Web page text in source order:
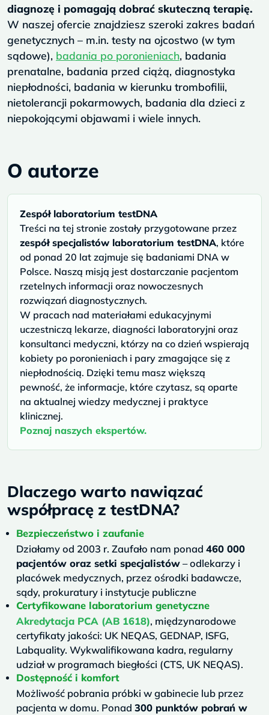
diagnozę i pomagają dobrać skuteczną terapię.
W naszej ofercie znajdziesz szeroki zakres badań
genetycznych – m.in. testy na ojcostwo (w tym
sądowe), badania po poronieniach, badania
prenatalne, badania przed ciążą, diagnostyka
niepłodności, badania w kierunku trombofilii,
nietolerancji pokarmowych, badania dla dzieci z
niepokojącymi objawami i wiele innych.
O autorze
Zespół laboratorium testDNA
Treści na tej stronie zostały przygotowane przez
zespół specjalistów laboratorium testDNA, które
od ponad 20 lat zajmuje się badaniami DNA w
Polsce. Naszą misją jest dostarczanie pacjentom
rzetelnych informacji oraz nowoczesnych
rozwiązań diagnostycznych.
W pracach nad materiałami edukacyjnymi
uczestniczą lekarze, diagności laboratoryjni oraz
konsultanci medyczni, którzy na co dzień wspierają
kobiety po poronieniach i pary zmagające się z
niepłodnością. Dzięki temu masz większą
pewność, że informacje, które czytasz, są oparte
na aktualnej wiedzy medycznej i praktyce
klinicznej.
Poznaj naszych ekspertów.
Dlaczego warto nawiązać
współpracę z testDNA?
Bezpieczeństwo i zaufanie
Działamy od 2003 r. Zaufało nam ponad 460 000
pacjentów oraz setki specjalistów– odlekarzy i
placówek medycznych, przez ośrodki badawcze,
sądy, prokuratury i instytucje publiczne
Certyfikowane laboratorium genetyczne
Akredytacja PCA (AB 1618), międzynarodowe
certyfikaty jakości: UK NEQAS, GEDNAP, ISFG,
Labquality. Wykwalifikowana kadra, regularny
udział w programach biegłości (CTS, UK NEQAS).
Dostępność i komfort
Możliwość pobrania próbki w gabinecie lub przez
pacjenta w domu. Ponad 300 punktów pobrań w